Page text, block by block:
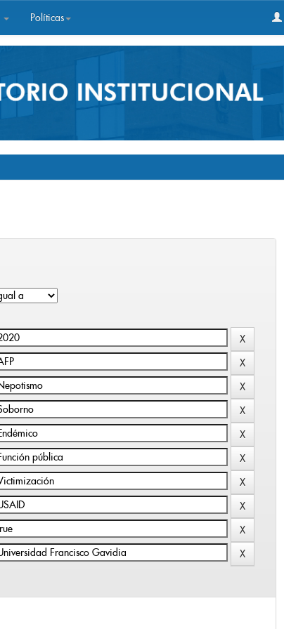
Políticas